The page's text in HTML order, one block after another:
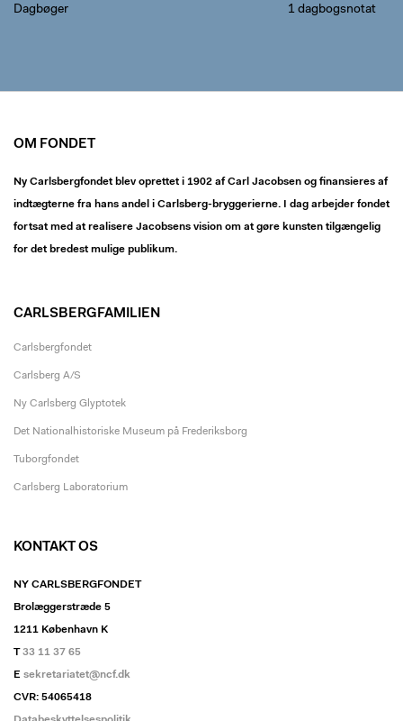
Dagbøger
1 dagbogsnotat
OM FONDET
Ny Carlsbergfondet blev oprettet i 1902 af Carl Jacobsen og finansieres af
indtægterne fra hans andel i Carlsberg-bryggerierne. I dag arbejder fondet
fortsat med at realisere Jacobsens vision om at gøre kunsten tilgængelig
for det bredest mulige publikum.
CARLSBERGFAMILIEN
Carlsbergfondet
Carlsberg A/S
Ny Carlsberg Glyptotek
Det Nationalhistoriske Museum på Frederiksborg
Tuborgfondet
Carlsberg Laboratorium
KONTAKT OS
NY CARLSBERGFONDET
Brolæggerstræde 5
1211 København K
T33 11 37 65
E sekretariatet@ncf.dk
CVR: 54065418